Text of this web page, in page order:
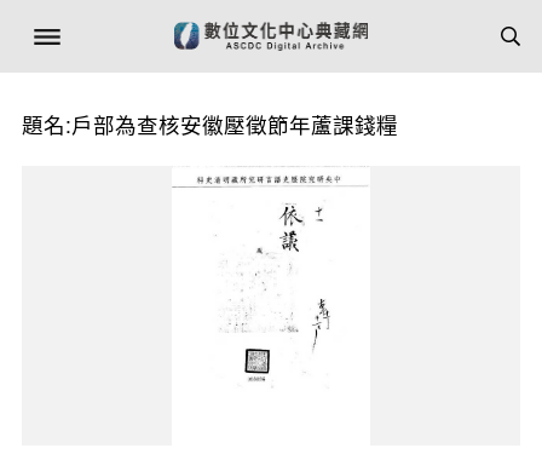
題名:戶部為查核安徽壓徵節年蘆課錢糧